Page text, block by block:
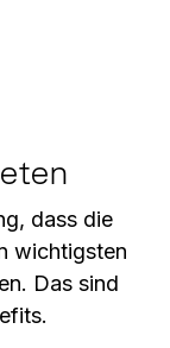
dass die
wichtigsten
Das sind